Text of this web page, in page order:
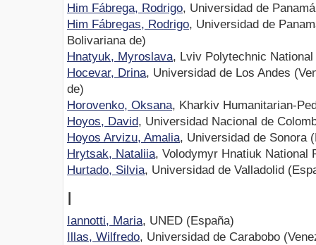
Him Fábrega, Rodrigo, Universidad de
Him Fábregas, Rodrigo, Universidad de
Bolivariana de)
Hnatyuk, Myroslava, Lviv Polytechnic
Hocevar, Drina, Universidad de Los Andes
de)
Horovenko, Oksana, Kharkiv Humanitarian-
Hoyos, David, Universidad Nacional de
Hoyos Arvizu, Amalia, Universidad de Sonora
Hrytsak, Nataliia, Volodymyr Hnatiuk National
Hurtado, Silvia, Universidad de Valladolid
I
Iannotti, Maria, UNED (España)
Illas, Wilfredo, Universidad de Carabobo